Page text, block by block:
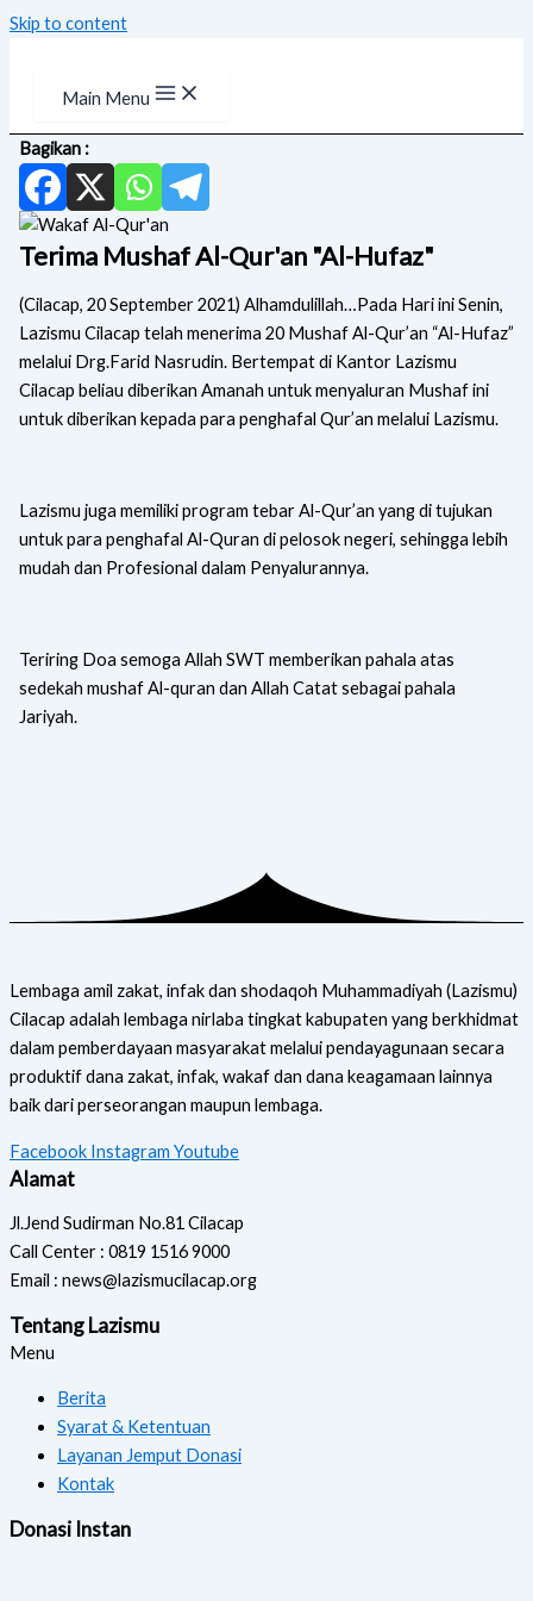
Skip to content
Main Menu
Bagikan :
Terima Mushaf Al-Qur'an "Al-Hufaz"
(Cilacap, 20 September 2021) Alhamdulillah…Pada Hari ini Senin,
Lazismu Cilacap telah menerima 20 Mushaf Al-Qur’an “Al-Hufaz”
melalui Drg.Farid Nasrudin. Bertempat di Kantor Lazismu
Cilacap beliau diberikan Amanah untuk menyaluran Mushaf ini
untuk diberikan kepada para penghafal Qur’an melalui Lazismu.
Lazismu juga memiliki program tebar Al-Qur’an yang di tujukan
untuk para penghafal Al-Quran di pelosok negeri, sehingga lebih
mudah dan Profesional dalam Penyalurannya.
Teriring Doa semoga Allah SWT memberikan pahala atas
sedekah mushaf Al-quran dan Allah Catat sebagai pahala
Jariyah.
Lembaga amil zakat, infak dan shodaqoh Muhammadiyah (Lazismu)
Cilacap adalah lembaga nirlaba tingkat kabupaten yang berkhidmat
dalam pemberdayaan masyarakat melalui pendayagunaan secara
produktif dana zakat, infak, wakaf dan dana keagamaan lainnya
baik dari perseorangan maupun lembaga.
Facebook Instagram Youtube
Alamat
Jl.Jend Sudirman No.81 Cilacap
Call Center : 0819 1516 9000
Email : news@lazismucilacap.org
Tentang Lazismu
Menu
Berita
Syarat & Ketentuan
Layanan Jemput Donasi
Kontak
Donasi Instan